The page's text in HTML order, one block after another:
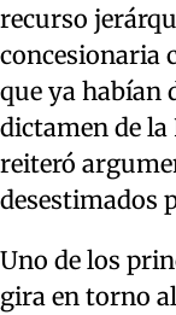
recurso
concesionaria
que ya habían
dictamen de
reiteró
desestimados
Uno de los
gira en torno